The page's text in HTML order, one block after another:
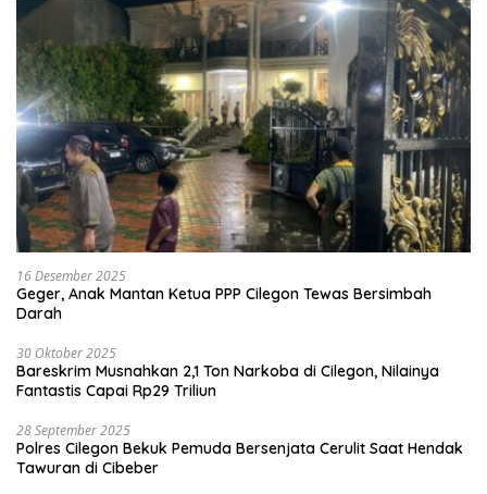
16 Desember 2025
Geger, Anak Mantan Ketua PPP Cilegon Tewas Bersimbah
Darah
30 Oktober 2025
Bareskrim Musnahkan 2,1 Ton Narkoba di Cilegon, Nilainya
Fantastis Capai Rp29 Triliun
28 September 2025
Polres Cilegon Bekuk Pemuda Bersenjata Cerulit Saat Hendak
Tawuran di Cibeber